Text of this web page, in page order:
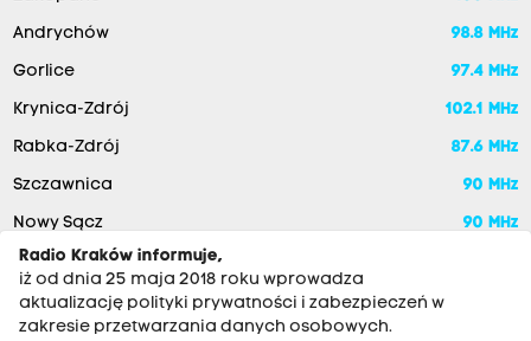
Andrychów 98.8 MHz
Gorlice 97.4 MHz
Krynica-Zdrój 102.1 MHz
Rabka-Zdrój 87.6 MHz
Szczawnica 90 MHz
Nowy Sącz 90 MHz
Radio Kraków informuje,
iż od dnia 25 maja 2018 roku wprowadza
aktualizację polityki prywatności i zabezpieczeń w
zakresie przetwarzania danych osobowych.